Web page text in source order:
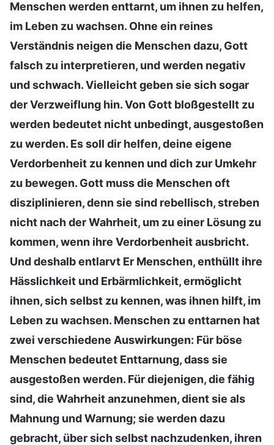
Menschen werden enttarnt, um ihnen zu helfen,
im Leben zu wachsen. Ohne ein reines
Verständnis neigen die Menschen dazu, Gott
falsch zu interpretieren, und werden negativ
und schwach. Vielleicht geben sie sich sogar
der Verzweiflung hin. Von Gott bloßgestellt zu
werden bedeutet nicht unbedingt, ausgestoßen
zu werden. Es soll dir helfen, deine eigene
Verdorbenheit zu kennen und dich zur Umkehr
zu bewegen. Gott muss die Menschen oft
disziplinieren, denn sie sind rebellisch, streben
nicht nach der Wahrheit, um zu einer Lösung zu
kommen, wenn ihre Verdorbenheit ausbricht.
Und deshalb entlarvt Er Menschen, enthüllt ihre
Hässlichkeit und Erbärmlichkeit, ermöglicht
ihnen, sich selbst zu kennen, was ihnen hilft, im
Leben zu wachsen. Menschen zu enttarnen hat
zwei verschiedene Auswirkungen: Für böse
Menschen bedeutet Enttarnung, dass sie
ausgestoßen werden. Für diejenigen, die fähig
sind, die Wahrheit anzunehmen, dient sie als
Mahnung und Warnung; sie werden dazu
gebracht, über sich selbst nachzudenken, ihren